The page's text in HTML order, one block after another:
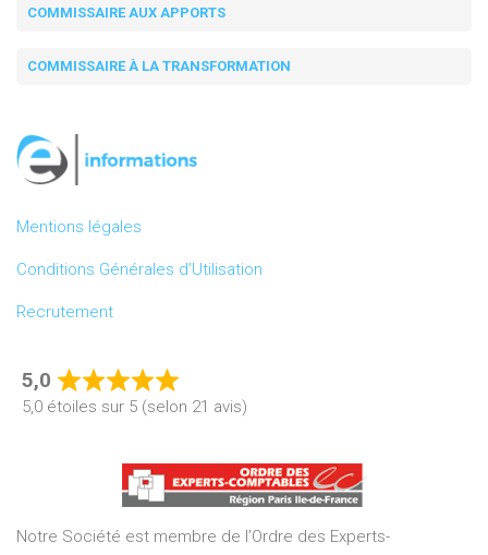
COMMISSAIRE AUX APPORTS
COMMISSAIRE À LA TRANSFORMATION
Mentions légales
Conditions Générales d’Utilisation
Recrutement
5,0
Rated
5,0
of
5
5,0 étoiles sur 5 (selon 21 avis)
Notre Société est membre de l’Ordre des Experts-